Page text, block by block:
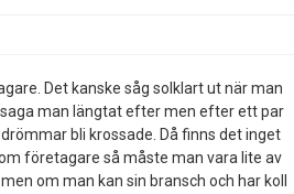
Det kanske såg solklart ut när man
man längtat efter men efter ett par
bli krossade. Då finns det inget
företagare så måste man vara lite av
om man kan sin bransch och har koll